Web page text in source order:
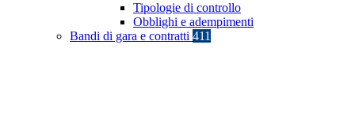
Tipologie di controllo
Obblighi e adempimenti
Bandi di gara e contratti 411